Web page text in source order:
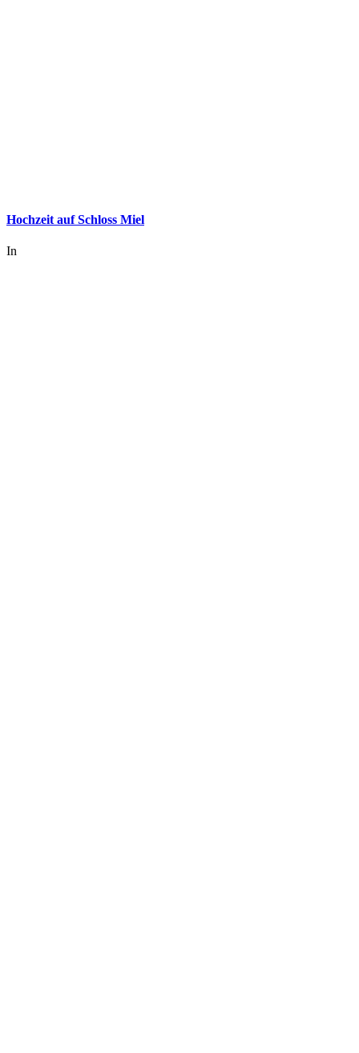
Hochzeit auf Schloss Miel
In